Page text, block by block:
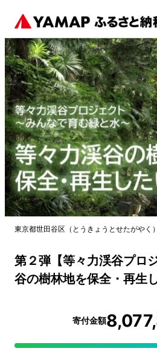
東京都世田谷区（とうきょうとせたがやく）
第２弾【等々力渓谷プロ
谷の樹林地を保全・再生
寄付金額